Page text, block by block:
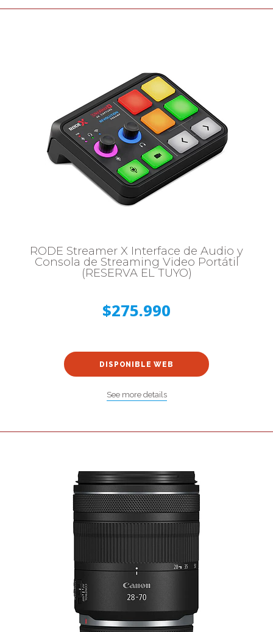
RODE Streamer X Interface de Audio y
Consola de Streaming Video Portátil
(RESERVA EL TUYO)
$275.990
DISPONIBLE WEB
See more details